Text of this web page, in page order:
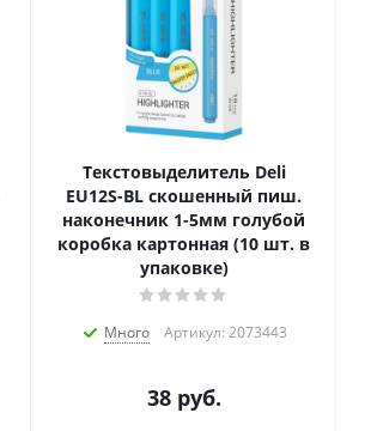
Текстовыделитель Deli
EU12S-BL скошенный пиш.
наконечник 1-5мм голубой
коробка картонная (10 шт. в
упаковке)
Много Артикул: 2073443
38руб.